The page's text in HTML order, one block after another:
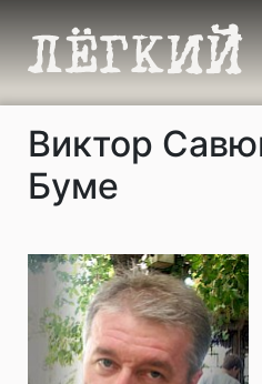
Виктор
Буме